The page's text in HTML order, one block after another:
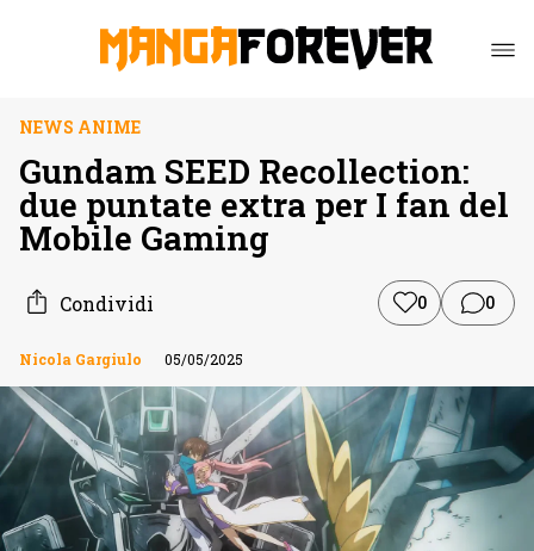
NEWS ANIME
Gundam SEED Recollection:
due puntate extra per I fan del
Mobile Gaming
Condividi 0 0
Nicola Gargiulo 05/05/2025